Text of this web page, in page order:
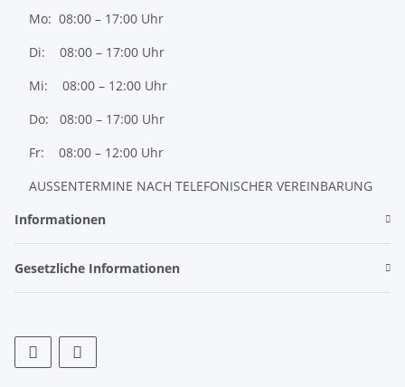
Mo: 08:00 – 17:00 Uhr
Di: 08:00 – 17:00 Uhr
Mi: 08:00 – 12:00 Uhr
Do: 08:00 – 17:00 Uhr
Fr: 08:00 – 12:00 Uhr
AUSSENTERMINE NACH TELEFONISCHER VEREINBARUNG
Informationen
Gesetzliche Informationen